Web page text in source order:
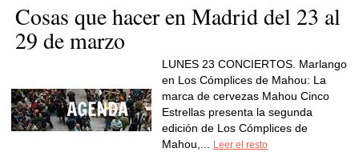
Cosas que hacer en Madrid del 23 al
29 de marzo
LUNES 23 CONCIERTOS. Marlango
en Los Cómplices de Mahou: La
marca de cervezas Mahou Cinco
Estrellas presenta la segunda
edición de Los Cómplices de
Mahou,...
Leer el resto